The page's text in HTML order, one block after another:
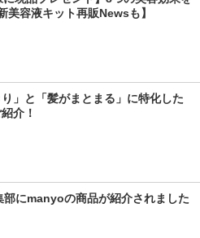
美容液キット再販Newsも】
り」と「髪がまとまる」に特化した
介！
部にmanyoの商品が紹介されました